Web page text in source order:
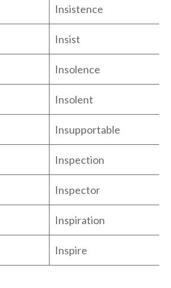
Insistence
Insist
Insolence
Insolent
Insupportable
Inspection
Inspector
Inspiration
Inspire